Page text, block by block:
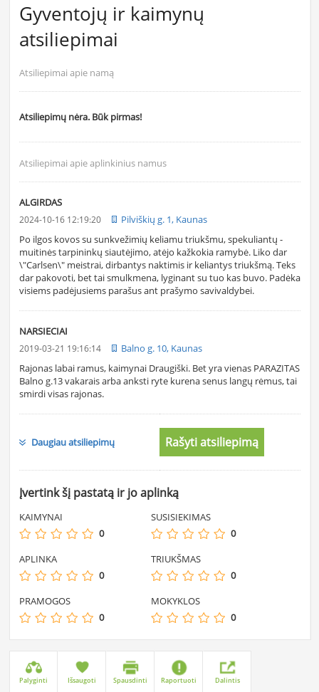
Gyventojų ir kaimynų
atsiliepimai
Atsiliepimai apie namą
Atsiliepimų nėra. Būk pirmas!
Atsiliepimai apie aplinkinius namus
ALGIRDAS
2024-10-16 12:19:20
Pilviškių g. 1, Kaunas
Po ilgos kovos su sunkvežimių keliamu triukšmu, spekuliantų -
muitinės tarpininkų siautėjimo, atėjo kažkokia ramybė. Liko dar
\"Carlsen\" meistrai, dirbantys naktimis ir keliantys triukšmą. Teks
dar pakovoti, bet tai smulkmena, lyginant su tuo kas buvo. Padėka
visiems padėjusiems parašus ant prašymo savivaldybei.
NARSIECIAI
2019-03-21 19:16:14
Balno g. 10, Kaunas
Rajonas labai ramus, kaimynai Draugiški. Bet yra vienas PARAZITAS
Balno g.13 vakarais arba anksti ryte kurena senus langų rėmus, tai
smirdi visas rajonas.
Daugiau atsiliepimų Rašyti atsiliepimą
Įvertink šį pastatą ir jo aplinką
KAIMYNAI
0
SUSISIEKIMAS
0
APLINKA
0
TRIUKŠMAS
0
PRAMOGOS
0
MOKYKLOS
0
Palyginti Išsaugoti Spausdinti Raportuoti Dalintis